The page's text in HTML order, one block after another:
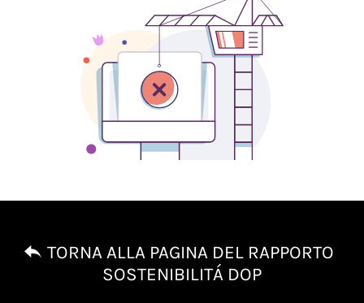
TORNA ALLA PAGINA DEL RAPPORTO
SOSTENIBILITÁ DOP